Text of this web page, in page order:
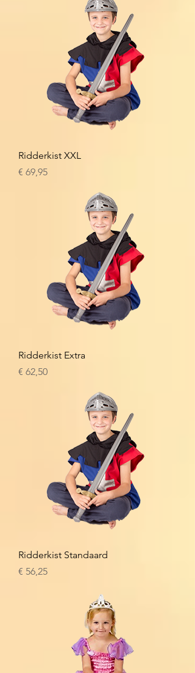
Ridderkist XXL
Prijs
€ 69,95
Ridderkist Extra
Prijs
€ 62,50
Ridderkist Standaard
Prijs
€ 56,25